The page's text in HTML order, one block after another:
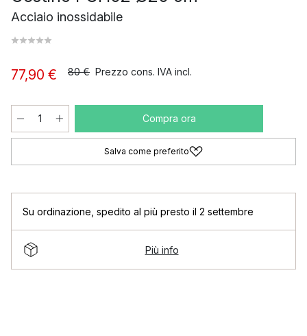
Acciaio inossidabile
77,90 € 80 € Prezzo cons. IVA incl.
Compra ora
Salva come preferito
Su ordinazione spedito al più presto il 2 settembre
Più info